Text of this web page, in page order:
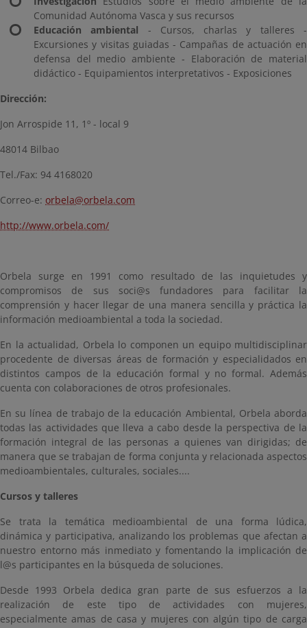
Comunidad Autónoma Vasca y sus recursos
Educación ambiental - Cursos, charlas y talleres -
Excursiones y visitas guiadas - Campañas de actuación en
defensa del medio ambiente - Elaboración de material
didáctico - Equipamientos interpretativos - Exposiciones
Dirección:
Jon Arrospide 11, 1º - local 9
48014 Bilbao
Tel./Fax: 94 4168020
Correo-e: orbela@orbela.com
http://www.orbela.com/
Orbela surge en 1991 como resultado de las inquietudes y
compromisos de sus soci@s fundadores para facilitar la
comprensión y hacer llegar de una manera sencilla y práctica la
información medioambiental a toda la sociedad.
En la actualidad, Orbela lo componen un equipo multidisciplinar
procedente de diversas áreas de formación y especialidados en
distintos campos de la educación formal y no formal. Además
cuenta con colaboraciones de otros profesionales.
En su línea de trabajo de la educación Ambiental, Orbela aborda
todas las actividades que lleva a cabo desde la perspectiva de la
formación integral de las personas a quienes van dirigidas; de
manera que se trabajan de forma conjunta y relacionada aspectos
medioambientales, culturales, sociales....
Cursos y talleres
Se trata la temática medioambiental de una forma lúdica,
dinámica y participativa, analizando los problemas que afectan a
nuestro entorno más inmediato y fomentando la implicación de
l@s participantes en la búsqueda de soluciones.
Desde 1993 Orbela dedica gran parte de sus esfuerzos a la
realización de este tipo de actividades con mujeres,
especialmente amas de casa y mujeres con algún tipo de carga